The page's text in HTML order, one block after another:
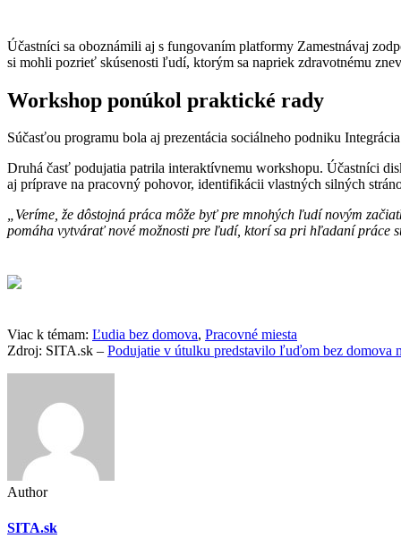
Účastníci sa oboznámili aj s fungovaním platformy Zamestnávaj
si mohli pozrieť skúsenosti ľudí, ktorým sa napriek zdravotnému
Workshop ponúkol praktické rady
Súčasťou programu bola aj prezentácia sociálneho podniku
Druhá časť podujatia patrila interaktívnemu workshopu. Účastníci
aj príprave na pracovný pohovor, identifikácii vlastných silných
„Veríme, že dôstojná práca môže byť pre mnohých ľudí novým
pomáha vytvárať nové možnosti pre ľudí, ktorí sa pri hľadaní práce
Viac k témam: Ľudia bez domova, Pracovné miesta
Zdroj: SITA.sk – Podujatie v útulku predstavilo ľuďom bez domova
Author
SITA.sk